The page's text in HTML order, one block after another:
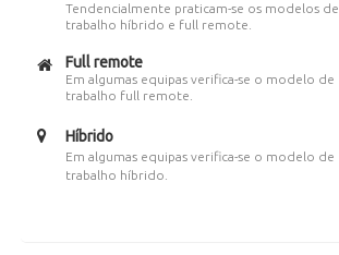
Tendencialmente praticam-se os modelos de
trabalho híbrido e full remote.
Full remote
Em algumas equipas verifica-se o modelo de
trabalho full remote.
Híbrido
Em algumas equipas verifica-se o modelo de
trabalho híbrido.